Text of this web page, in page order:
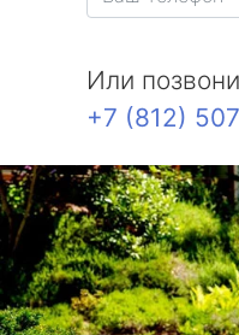
Или
+7 (812)